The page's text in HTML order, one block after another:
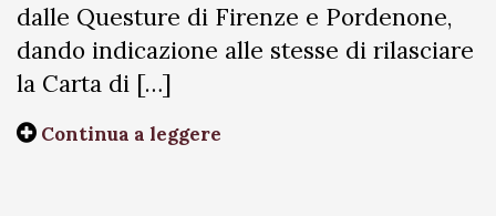
dalle Questure di Firenze e Pordenone,
dando indicazione alle stesse di rilasciare
la Carta di […]
Continua a leggere